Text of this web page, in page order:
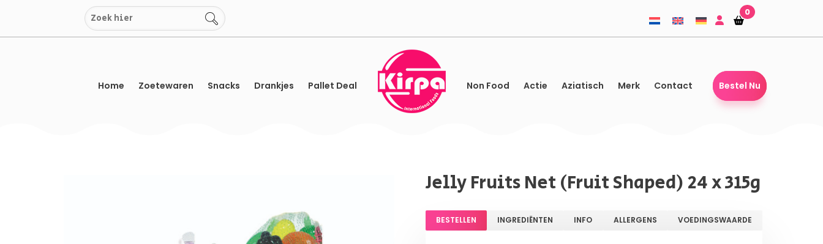
inhoud
Winkelmandje
Winkelmandje
0
Home Zoetewaren Snacks Drankjes Pallet Deal Non Food Actie Aziatisch Merk Contact Bestel Nu
Jelly Fruits Net (Fruit Shaped) 24 x 315g
BESTELLEN INGREDIËNTEN INFO ALLERGENS VOEDINGSWAARDE